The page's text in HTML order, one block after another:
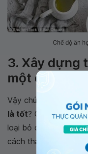
Chế độ ăn
3. Xây dựng
một cách
Vậy chúng ta nên tập
là tốt? Chúng ta
loại bỏ các tình trạng
cách thay đổi lối